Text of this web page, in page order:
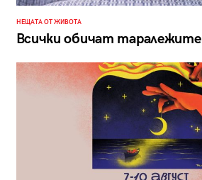
НЕЩАТА ОТ ЖИВОТА
Всички обичат таралежите